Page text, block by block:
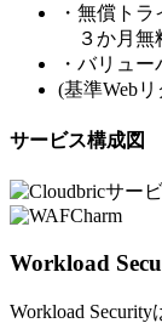
・無償ト
３か月無
・バリュ
(基準Web
サービス構成図
Workload
Workload